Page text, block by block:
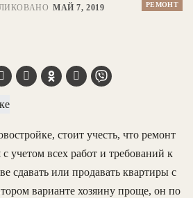
РЕМОНТ
МАЙ 7, 2019
стоит учесть, что ремонт
учетом всех работ и требований к
сдавать или продавать квартиры с
варианте хозяину проще, он по